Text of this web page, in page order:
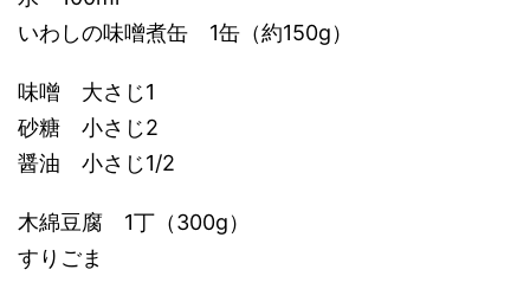
いわしの味噌煮缶 1缶（約150g）
味噌 大さじ1
砂糖 小さじ2
醤油 小さじ1/2
木綿豆腐 1丁（300g）
すりごま